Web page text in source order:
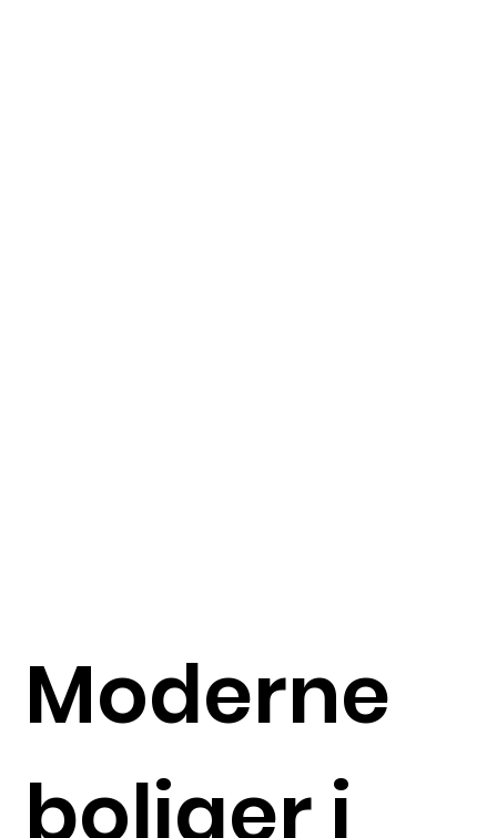
Moderne
boliger i